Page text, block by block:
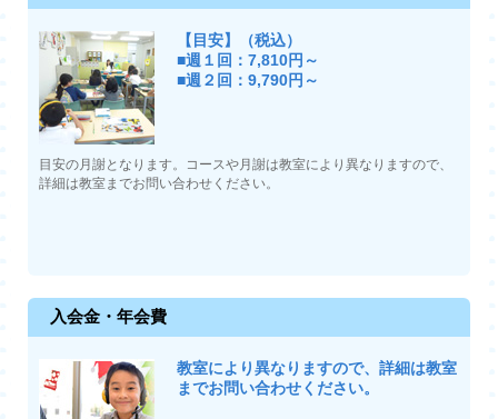
【目安】（税込）
■週１回：7,810円～
■週２回：9,790円～
目安の月謝となります。コースや月謝は教室により異なりますので、
詳細は教室までお問い合わせください。
入会金・年会費
教室により異なりますので、詳細は教室
までお問い合わせください。